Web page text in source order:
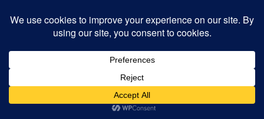
PRIMERA.(TCM NO ES TAN BUENO PERO TAMBIEN
SERIA UNA LASTIMA QUE NOS DEJARAN CON TNT Y
LAS SERIES DE TV.
RESPONSABLES DE LA DESAPARICION DE RETRO
.OJALA LO VUELVAN A MANDAR.SALUDOS DESDE
CIUDAD DE MÉXICO.